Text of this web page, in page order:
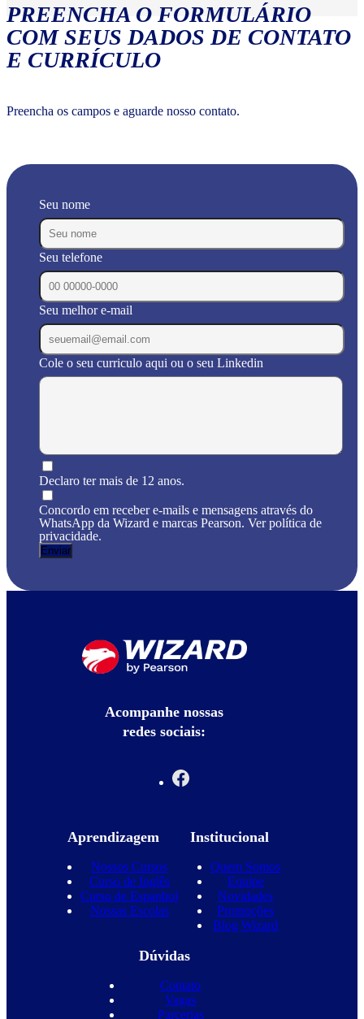
PREENCHA O FORMULÁRIO
COM SEUS DADOS DE CONTATO
E CURRÍCULO
Preencha os campos e aguarde nosso contato.
Seu nome
Seu telefone
Seu melhor e-mail
Cole o seu curriculo aqui ou o seu Linkedin
Declaro ter mais de 12 anos.
Concordo em receber e-mails e mensagens através do
WhatsApp da Wizard e marcas Pearson. Ver política de
privacidade.
Acompanhe nossas
redes sociais:
Aprendizagem
Nossos Cursos
Curso de Inglês
Curso de Espanhol
Nossas Escolas
Institucional
Quem Somos
Equipe
Novidades
Promoções
Blog Wizard
Dúvidas
Contato
Vagas
Parcerias